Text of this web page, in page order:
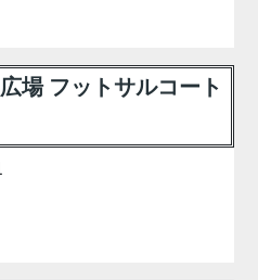
場 フットサルコート